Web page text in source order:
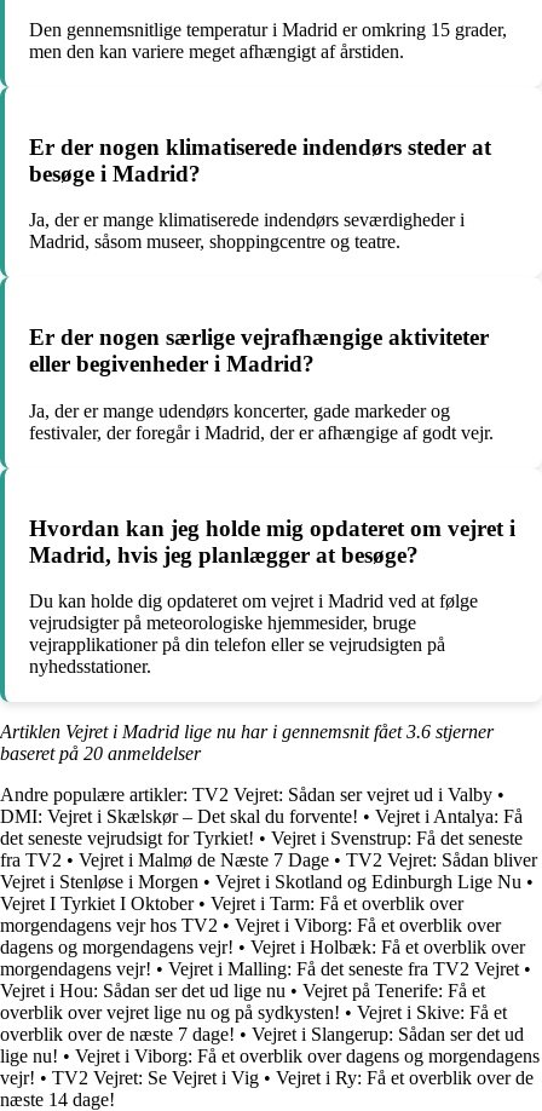
Den gennemsnitlige temperatur i Madrid er omkring 15 grader,
men den kan variere meget afhængigt af årstiden.
Er der nogen klimatiserede indendørs steder at
besøge i Madrid?
Ja, der er mange klimatiserede indendørs seværdigheder i
Madrid, såsom museer, shoppingcentre og teatre.
Er der nogen særlige vejrafhængige aktiviteter
eller begivenheder i Madrid?
Ja, der er mange udendørs koncerter, gade markeder og
festivaler, der foregår i Madrid, der er afhængige af godt vejr.
Hvordan kan jeg holde mig opdateret om vejret i
Madrid, hvis jeg planlægger at besøge?
Du kan holde dig opdateret om vejret i Madrid ved at følge
vejrudsigter på meteorologiske hjemmesider, bruge
vejrapplikationer på din telefon eller se vejrudsigten på
nyhedsstationer.
Artiklen Vejret i Madrid lige nu har i gennemsnit fået3.6 stjerner
baseret på 20 anmeldelser
Andre populære artikler: TV2 Vejret: Sådan ser vejret ud i Valby •
DMI: Vejret i Skælskør – Det skal du forvente! • Vejret i Antalya: Få
det seneste vejrudsigt for Tyrkiet! • Vejret i Svenstrup: Få det seneste
fra TV2 • Vejret i Malmø de Næste 7 Dage • TV2 Vejret: Sådan bliver
Vejret i Stenløse i Morgen • Vejret i Skotland og Edinburgh Lige Nu •
Vejret I Tyrkiet I Oktober• Vejret i Tarm: Få et overblik over
morgendagens vejr hos TV2 • Vejret i Viborg: Få et overblik over
dagens og morgendagens vejr! • Vejret i Holbæk: Få et overblik over
morgendagens vejr! • Vejret i Malling: Få det seneste fra TV2 Vejret •
Vejret i Hou: Sådan ser det ud lige nu • Vejret på Tenerife: Få et
overblik over vejret lige nu og på sydkysten! • Vejret i Skive: Få et
overblik over de næste 7 dage! • Vejret i Slangerup: Sådan ser det ud
lige nu! • Vejret i Viborg: Få et overblik over dagens og morgendagens
vejr! • TV2 Vejret: Se Vejret i Vig • Vejret i Ry: Få et overblik over de
næste 14 dage!